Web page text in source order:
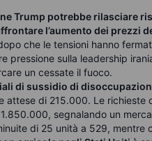
Trump potrebbe rilasciare
l’aumento dei prezzi
che le tensioni hanno
pressione sulla leadership
un cessate il fuoco.
di sussidio di
attese di 215.000. Le
segnalando un
di 25 unità a 529, mentre